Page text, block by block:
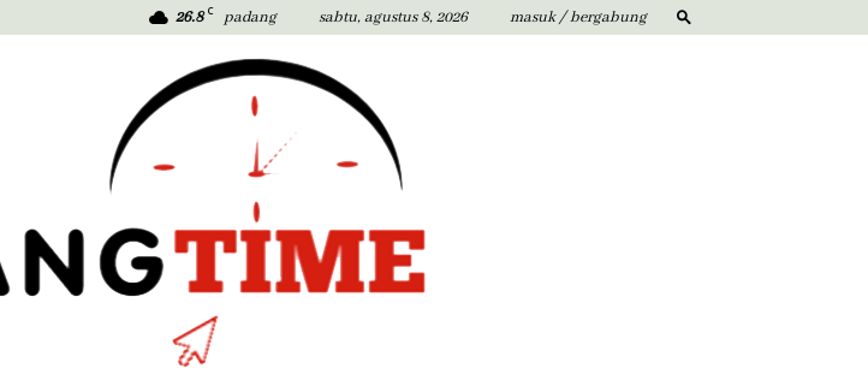
26.8 C padang sabtu, agustus 8, 2026 masuk / bergabung